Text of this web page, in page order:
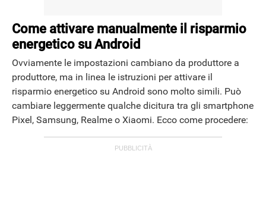
Come attivare manualmente il risparmio
energetico su Android
Ovviamente le impostazioni cambiano da produttore a
produttore, ma in linea le istruzioni per attivare il
risparmio energetico su Android sono molto simili. Può
cambiare leggermente qualche dicitura tra gli smartphone
Pixel, Samsung, Realme o Xiaomi. Ecco come procedere: